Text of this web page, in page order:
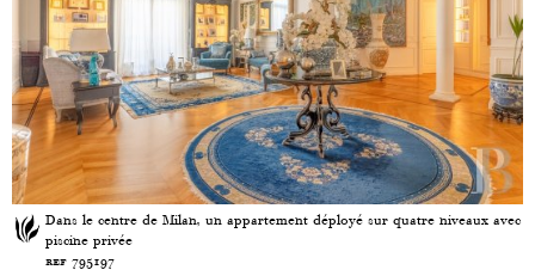
Dans le centre de Milan, un appartement déployé sur quatre niveaux avec
piscine privée
ref 795197